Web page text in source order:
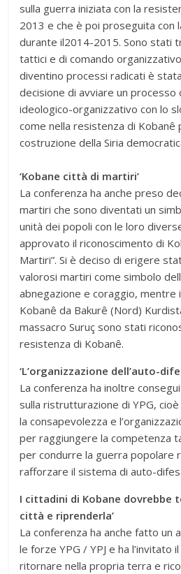
sulla guerra iniziata con la
2013 e che è poi proseguita con
durante il2014-2015. Sono stati
tattici e di comando
diventino processi radicati è
decisione di avviare un processo
ideologico-organizzativo con lo
come nella resistenza di Kobanê
costruzione della Siria
‘Kobane città di martiri’
La conferenza ha anche preso
martiri che sono diventati un
unità dei popoli con le loro
approvato il riconoscimento di
Martiri”. Si è deciso di erigere
valorosi martiri come simbolo
abnegazione e coraggio, mentre
Kobanê da Bakurê (Nord)
massacro Suruç sono stati
resistenza di Kobanê.
‘L’organizzazione dell’auto-
La conferenza ha inoltre
sulla ristrutturazione di YPG,
la consapevolezza e
per raggiungere la competenza
per condurre la guerra popolare
rafforzare il sistema di auto-
I cittadini di Kobane dovrebbe
città e riprenderla’
La conferenza ha anche fatto un
le forze YPG / YPJ e ha l’invitato
ritornare nella propria terra e